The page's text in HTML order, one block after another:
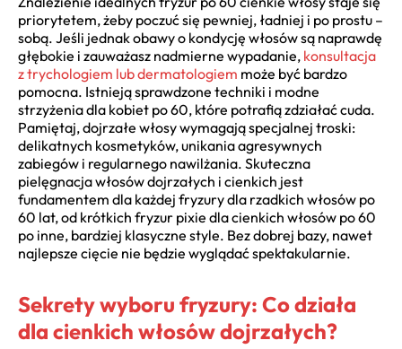
priorytetem, żeby poczuć się pewniej, ładniej i po prostu –
sobą. Jeśli jednak obawy o kondycję włosów są naprawdę
głębokie i zauważasz nadmierne wypadanie, konsultacja
z trychologiem lub dermatologiem może być bardzo
pomocna. Istnieją sprawdzone techniki i modne
strzyżenia dla kobiet po 60, które potrafią zdziałać cuda.
Pamiętaj, dojrzałe włosy wymagają specjalnej troski:
delikatnych kosmetyków, unikania agresywnych
zabiegów i regularnego nawilżania. Skuteczna
pielęgnacja włosów dojrzałych i cienkich jest
fundamentem dla każdej fryzury dla rzadkich włosów po
60 lat, od krótkich fryzur pixie dla cienkich włosów po 60
po inne, bardziej klasyczne style. Bez dobrej bazy, nawet
najlepsze cięcie nie będzie wyglądać spektakularnie.
Sekrety wyboru fryzury: Co działa
dla cienkich włosów dojrzałych?